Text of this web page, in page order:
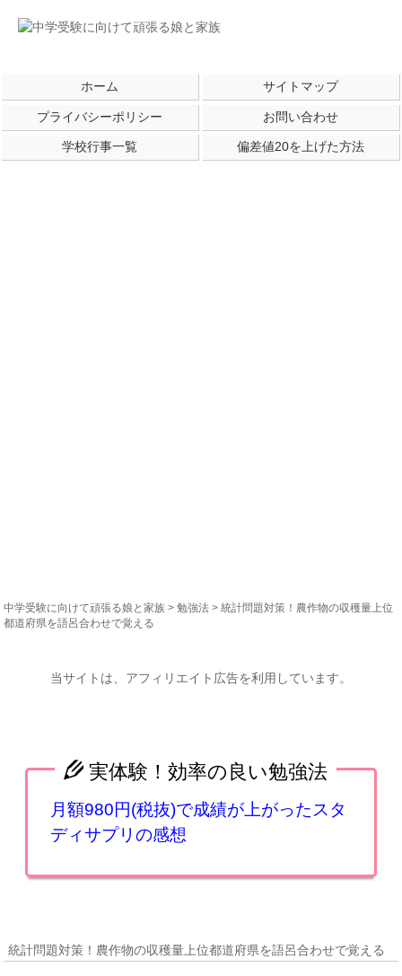
ホーム サイトマップ
プライバシーポリシー お問い合わせ
学校行事一覧 偏差値20を上げた方法
中学受験に向けて頑張る娘と家族 >勉強法 > 統計問題対策！農作物の収穫量上位
都道府県を語呂合わせで覚える
当サイトは、アフィリエイト広告を利用しています。
実体験！効率の良い勉強法
月額980円(税抜)で成績が上がったスタ
ディサプリの感想
統計問題対策！農作物の収穫量上位都道府県を語呂合わせで覚える